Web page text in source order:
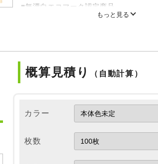
■無漂白エコマーク認定商品
※ナチュラルとカラーで価格が異なりま
（植物の破片）が見られますが、これ
※在庫無くなり次第販売終了となります
もっと見る
概算見積り （自動計算）
カラー
枚数